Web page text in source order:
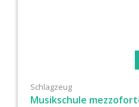
Schlagzeug
Musikschule